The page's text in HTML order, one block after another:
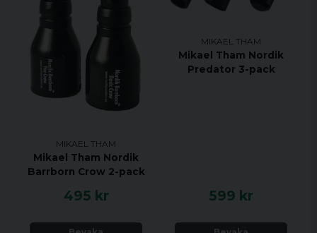
MIKAEL THAM
Mikael Tham Nordik
Barrborn Crow 2-pack
495 kr
MIKAEL THAM
Mikael Tham Nordik
Predator 3-pack
599 kr